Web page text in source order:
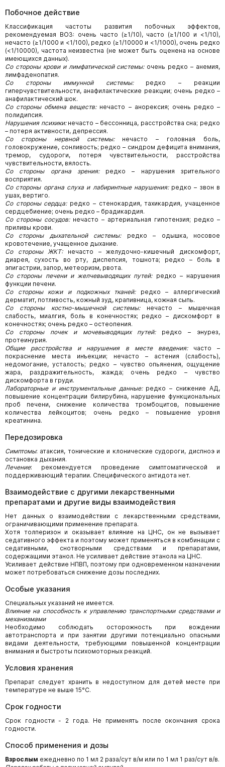
Побочное действие
Классификация частоты развития побочных эффектов,
рекомендуемая ВОЗ: очень часто (≥1/10), часто (≥1/100 и <1/10),
нечасто (≥1/1000 и <1/100), редко (≥1/10000 и <1/1000), очень редко
(<1/10000), частота неизвестна (не может быть оценена на основе
имеющихся данных).
Со стороны крови и лимфатической системы: очень редко – анемия,
лимфаденопатия.
Со стороны иммунной системы: редко – реакции
гиперчувствительности, анафилактические реакции; очень редко –
анафилактический шок.
Со стороны обмена веществ: нечасто – анорексия; очень редко –
полидипсия.
Нарушения психики: нечасто – бессонница, расстройства сна; редко
– потеря активности, депрессия.
Со стороны нервной системы: нечасто – головная боль,
головокружение, сонливость; редко – синдром дефицита внимания,
тремор, судороги, потеря чувствительности, расстройства
чувствительности, вялость.
Со стороны органа зрения: редко – нарушения зрительного
восприятия.
Со стороны органа слуха и лабиринтные нарушения: редко – звон в
ушах, вертиго.
Со стороны сердца: редко – стенокардия, тахикардия, учащенное
сердцебиение; очень редко – брадикардия.
Со стороны сосудов: нечасто – артериальная гипотензия; редко –
приливы крови.
Со стороны дыхательной системы: редко – одышка, носовое
кровотечение, учащенное дыхание.
Со стороны ЖКТ: нечасто – желудочно-кишечный дискомфорт,
диарея, сухость во рту, диспепсия, тошнота; редко – боль в
эпигастрии, запор, метеоризм, рвота.
Со стороны печени и желчевыводящих путей: редко – нарушения
функции печени.
Со стороны кожи и подкожных тканей: редко – аллергический
дерматит, потливость, кожный зуд, крапивница, кожная сыпь.
Со стороны костно-мышечной системы: нечасто – мышечная
слабость, миалгия, боль в конечностях; редко – дискомфорт в
конечностях; очень редко – остеопения.
Со стороны почек и мочевыводящих путей: редко – энурез,
протеинурия.
Общие расстройства и нарушения в месте введения: часто –
покраснение места инъекции; нечасто – астения (слабость),
недомогание, усталость; редко – чувство опьянения, ощущение
жара, раздражительность, жажда; очень редко – чувство
дискомфорта в груди.
Лабораторные и инструментальные данные: редко – снижение АД,
повышение концентрации билирубина, нарушение функциональных
проб печени, снижение количества тромбоцитов, повышение
количества лейкоцитов; очень редко – повышение уровня
креатинина.
Передозировка
Симптомы: атаксия, тонические и клонические судороги, диспноэ и
остановка дыхания.
Лечение: рекомендуется проведение симптоматической и
поддерживающий терапии. Специфического антидота нет.
Взаимодействие с другими лекарственными
препаратами и другие виды взаимодействия
Нет данных о взаимодействии с лекарственными средствами,
ограничивающими применение препарата.
Хотя толперизон и оказывает влияние на ЦНС, он не вызывает
седативного эффекта и поэтому может применяться в комбинации с
седативными, снотворными средствами и препаратами,
содержащими этанол. Не усиливает действие этанола на ЦНС.
Усиливает действие НПВП, поэтому при одновременном назначении
может потребоваться снижение дозы последних.
Особые указания
Специальных указаний не имеется.
Влияние на способность к управлению транспортными средствами и
механизмами
Необходимо соблюдать осторожность при вождении
автотранспорта и при занятии другими потенциально опасными
видами деятельности, требующими повышенной концентрации
внимания и быстроты психомоторных реакций.
Условия хранения
Препарат следует хранить в недоступном для детей месте при
температуре не выше 15°С.
Срок годности
Срок годности - 2 года. Не применять после окончания срока
годности.
Способ применения и дозы
Взрослым ежедневно по 1 мл 2 раза/сут в/м или по 1 мл 1 раз/сут в/в.